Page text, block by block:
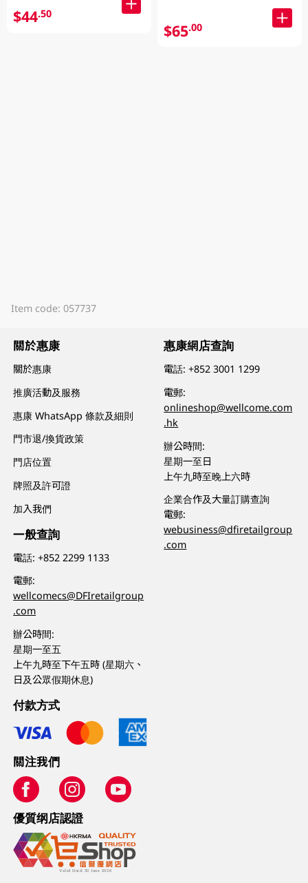
$44.50
$65.00
Item code: 057737
關於惠康
關於惠康
推廣活動及服務
惠康 WhatsApp 條款及細則
門市退/換貨政策
門店位置
牌照及許可證
加入我們
一般查詢
電話:+852 2299 1133
電郵:
wellcomecs@DFIretailgroup
.com
辦公時間:
星期一至五
上午九時至下午五時 (星期六、
日及公眾假期休息)
惠康網店查詢
電話:+852 3001 1299
電郵:
onlineshop@wellcome.com
.hk
辦公時間:
星期一至日
上午九時至晚上六時
企業合作及大量訂購查詢
電郵:
webusiness@dfiretailgroup
.com
付款方式
關注我們
優質纲店認證